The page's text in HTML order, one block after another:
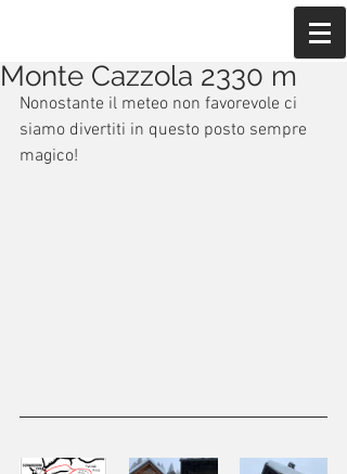
Monte Cazzola 2330 m
Nonostante il meteo non favorevole ci
siamo divertiti in questo posto sempre
magico!